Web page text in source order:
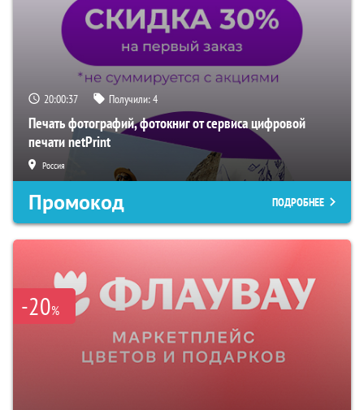
20:00:37 Получили:4
Печать фотографий, фотокниг от сервиса цифровой
печати netPrint
Россия
Промокод ПОДРОБНЕЕ
-20%